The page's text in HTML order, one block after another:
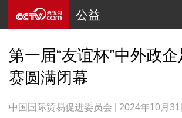
公益
第一届“友谊杯”中外政
赛圆满闭幕
中国国际贸易促进委员会 | 2024年10月31